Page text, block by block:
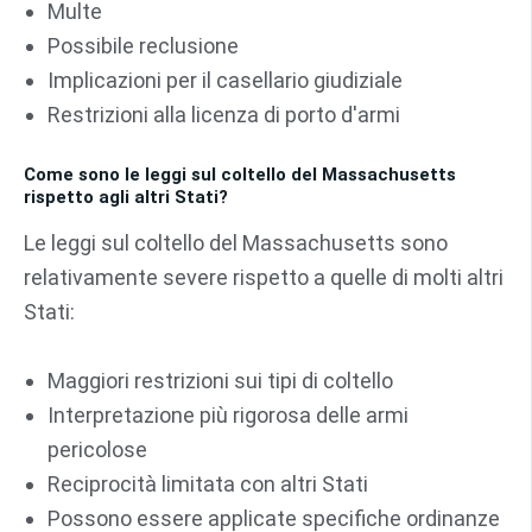
Multe
Possibile reclusione
Implicazioni per il casellario giudiziale
Restrizioni alla licenza di porto d'armi
Come sono le leggi sul coltello del Massachusetts
rispetto agli altri Stati?
Le leggi sul coltello del Massachusetts sono
relativamente severe rispetto a quelle di molti altri
Stati:
Maggiori restrizioni sui tipi di coltello
Interpretazione più rigorosa delle armi
pericolose
Reciprocità limitata con altri Stati
Possono essere applicate specifiche ordinanze